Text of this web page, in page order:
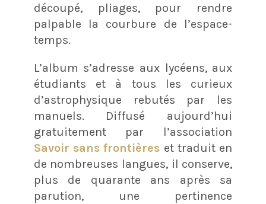
découpé, pliages, pour rendre
palpable la courbure de l’espace-
temps.
L’album s’adresse aux lycéens, aux
étudiants et à tous les curieux
d’astrophysique rebutés par les
manuels. Diffusé aujourd’hui
gratuitement par l’association
Savoir sans frontières et traduit en
de nombreuses langues, il conserve,
plus de quarante ans après sa
parution, une pertinence